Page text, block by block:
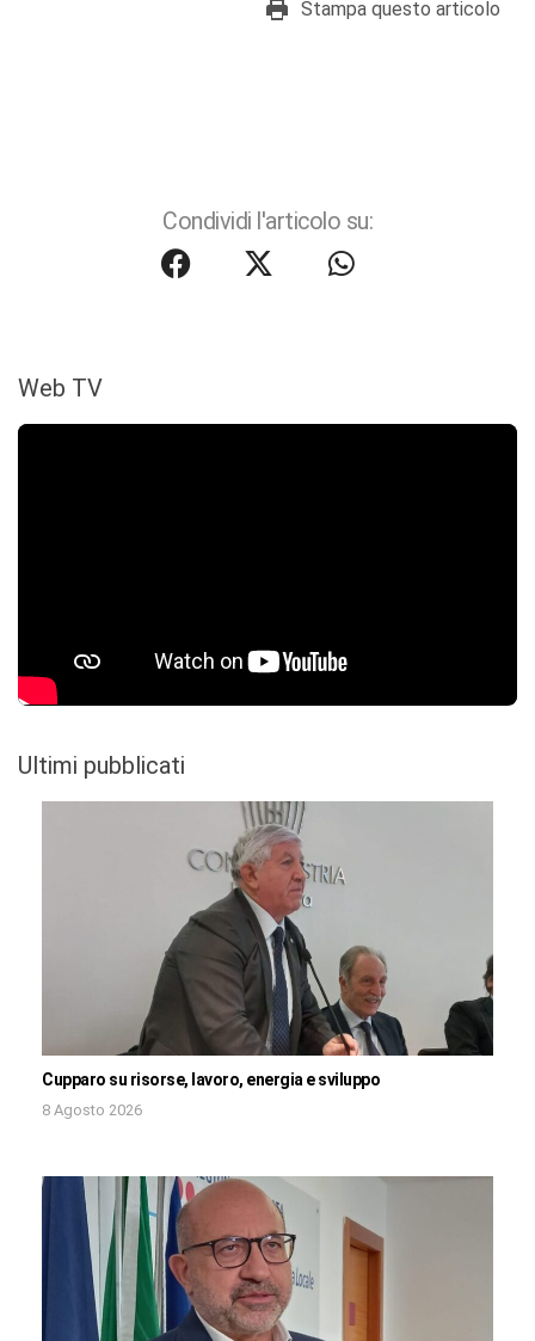
Stampa questo articolo
Condividi l'articolo su:
Web TV
Ultimi pubblicati
Cupparo su risorse, lavoro, energia e sviluppo
8 Agosto 2026